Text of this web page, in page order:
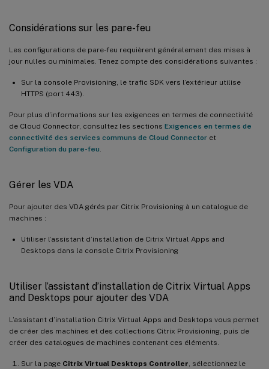
Considérations sur les pare-feu
Les configurations de pare-feu requièrent généralement des mises à
jour nulles ou minimales. Tenez compte des considérations suivantes :
Sur la console Provisioning, le trafic SDK vers l’extérieur utilise
HTTPS (port 443).
Pour plus d’informations sur les exigences en termes de connectivité
de Cloud Connector, consultez les sections Exigences en termes de
connectivité des services communs de Cloud Connector et
Configuration du pare-feu.
Gérer les VDA
Pour ajouter des VDA gérés par Citrix Provisioning à un catalogue de
machines :
Utiliser l’assistant d’installation de Citrix Virtual Apps and
Desktops dans la console Citrix Provisioning
Utiliser l’assistant d’installation de Citrix Virtual Apps
and Desktops pour ajouter des VDA
L’assistant d’installation Citrix Virtual Apps and Desktops vous permet
de créer des machines et des collections Citrix Provisioning, puis de
créer des catalogues de machines contenant ces éléments.
Sur la page Citrix Virtual Desktops Controller, sélectionnez le